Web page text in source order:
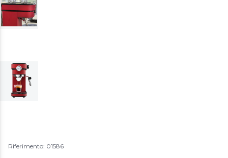
Riferimento: 01586